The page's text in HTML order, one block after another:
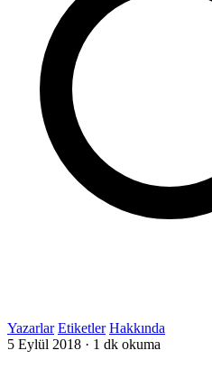
Yazarlar Etiketler Hakkında
5 Eylül 2018 · 1 dk okuma